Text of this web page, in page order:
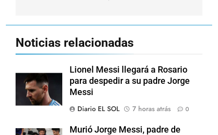
Noticias relacionadas
Lionel Messi llegará a Rosario
para despedir a su padre Jorge
Messi
Diario EL SOL
7 horas atrás 0
Murió Jorge Messi, padre de